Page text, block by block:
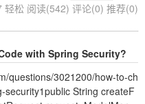
轻松 阅读(542) 评论(0) 推荐(0)
with Spring Security?
questions/3021200/how-to-ch
String createF